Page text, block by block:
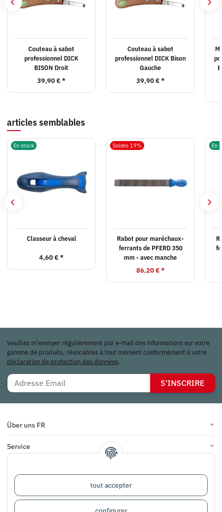
tout accepter
Couteau à sabot
professionnel DICK
BISON Droit
39,90 €*
Couteau à sabot
professionnel DICK Bison
Gauche
39,90 €*
articles semblables
En stock
Classeur à cheval
4,60 €*
Soldes 19%
Rabot pour maréchaux-
ferrants de PFERD 350
mm - avec manche
86,20 €*
En
Veuillez m'envoyer régulièrement par e-mail des informations sur votre
gamme de produits, révocables à tout moment conformément à votre
déclaration de protection des données.
S'INSCRIRE
Über uns FR
Service
COMMENTAIRES